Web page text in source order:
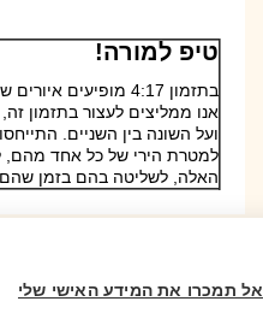
טיפ למורה!
בתזמון 4:17 מופיעים
אנו ממליצים לעצור בתזמון
ועל השונה בין השניים.
למטרת הירי של כל אחד מהם,
האלה, לשליטה בהם בזמן שהם
אל תמכרו את המידע האישי שלי